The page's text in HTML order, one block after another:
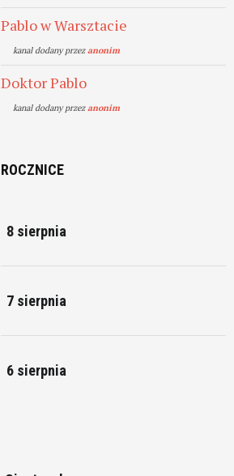
Pablo w Warsztacie
kanal dodany przezanonim
Doktor Pablo
kanal dodany przezanonim
ROCZNICE
8 sierpnia
7 sierpnia
6 sierpnia